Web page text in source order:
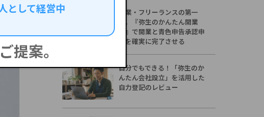
副業・フリーランスの第一
歩。『弥生のかんたん開業
届』で開業と青色申告承認申
請を確実に完了させる
自分でもできる！「弥生のか
んたん会社設立」を活用した
自力登記のレビュー
として経営中
提案。